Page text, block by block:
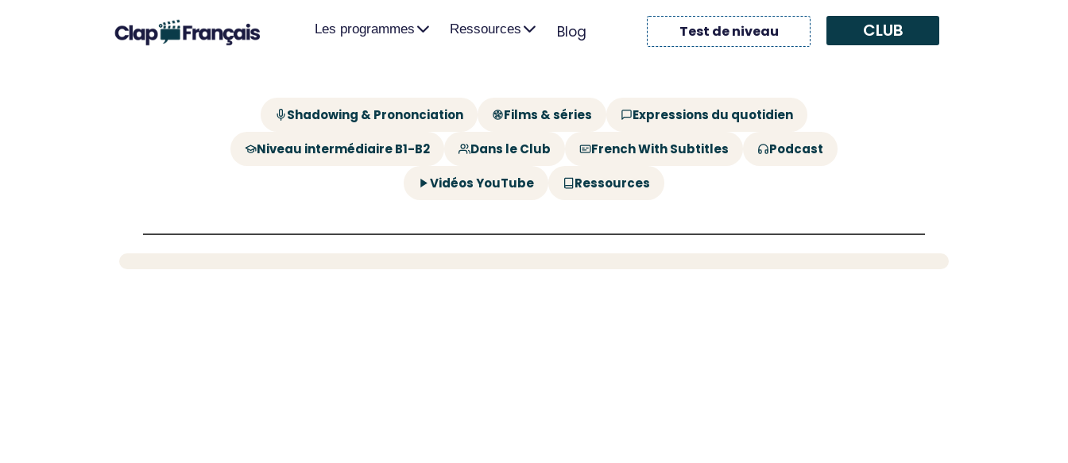
Les programmes Ressources Blog Test de niveau CLUB
Shadowing & Prononciation Films & séries Expressions du quotidien
Niveau intermédiaire B1-B2 Dans le Club French With Subtitles Podcast
Vidéos YouTube Ressources